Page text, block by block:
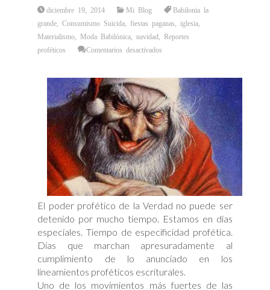
diciembre 19, 2014 Mi Blog
Babilonia la
grande ,Consumismo Suicida fiestas paganas iglesia
Materialismo
Moda Babilónica ,navidad
Reportes
proféticos
Comentarios desactivados
el
lema
navideño
de
una
iglesia
bautista
en
Georgia
El poder profético de la Verdad no puede ser
detenido por mucho tiempo. Estamos en días
especiales. Tiempo de especificidad profética.
Días que marchan apresuradamente al
cumplimiento de lo anunciado en los
lineamientos proféticos escriturales.
Uno de los movimientos más fuertes de las